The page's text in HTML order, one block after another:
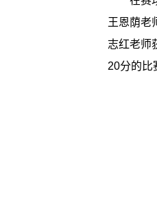
王恩荫老
志红老师
20分的比